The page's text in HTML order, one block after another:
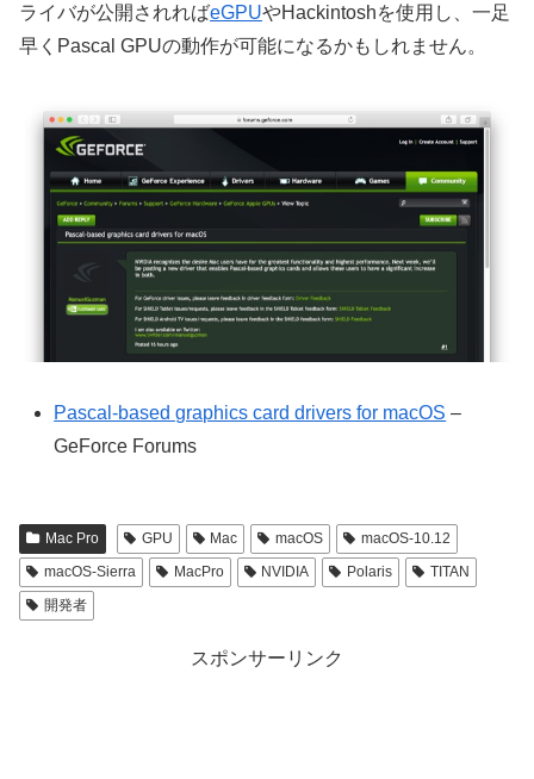
ライバが公開されればeGPUやHackintoshを使用し、一足
早くPascal GPUの動作が可能になるかもしれません。
Pascal-based graphics card drivers for macOS –
GeForce Forums
Mac Pro GPU Mac macOS
macOS-10.12
macOS-Sierra
MacPro NVIDIA Polaris
TITAN
開発者
スポンサーリンク